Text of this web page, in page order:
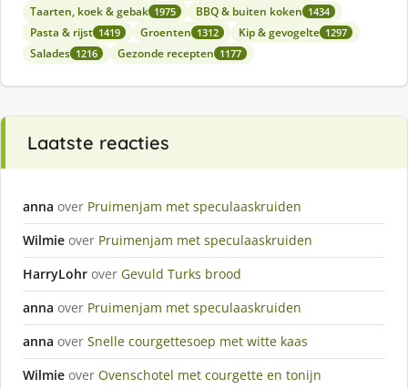
Taarten, koek & gebak 1975 BBQ & buiten koken 1434
Pasta & rijst 1419 Groenten 1312 Kip & gevogelte 1297
Salades 1216 Gezonde recepten 1177
Laatste reacties
anna over Pruimenjam met speculaaskruiden
Wilmie over Pruimenjam met speculaaskruiden
HarryLohr over Gevuld Turks brood
anna over Pruimenjam met speculaaskruiden
anna over Snelle courgettesoep met witte kaas
Wilmie over Ovenschotel met courgette en tonijn